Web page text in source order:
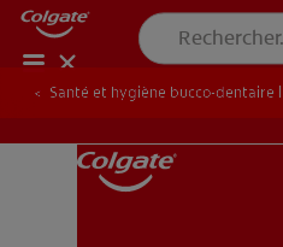
Santé et hygiène bucco-dentaire